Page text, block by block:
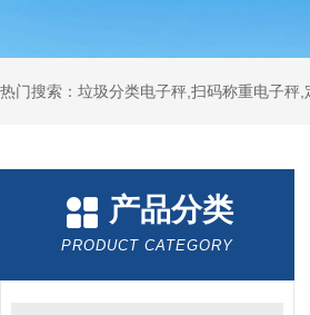
热门搜索：垃圾分类电子秤,扫码称重电子秤
产品分类
PRODUCT CATEGORY